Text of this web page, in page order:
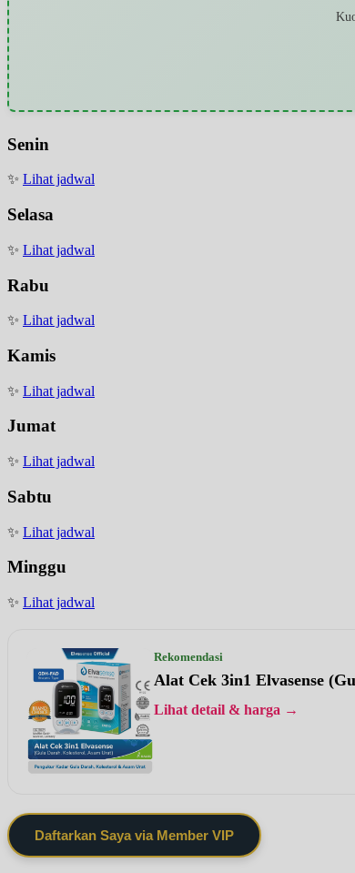
Senin
✨ Lihat jadwal
Selasa
✨ Lihat jadwal
Rabu
✨ Lihat jadwal
Kamis
✨ Lihat jadwal
Jumat
✨ Lihat jadwal
Sabtu
✨ Lihat jadwal
Minggu
✨ Lihat jadwal
Rekomendasi
Alat Cek 3in1 Elvasense
Lihat detail & harga →
Daftarkan Saya via Member VIP